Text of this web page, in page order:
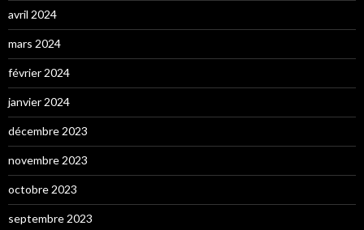
avril 2024
mars 2024
février 2024
janvier 2024
décembre 2023
novembre 2023
octobre 2023
septembre 2023